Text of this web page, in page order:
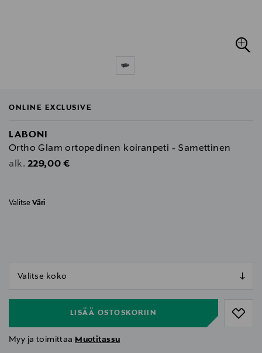
ONLINE EXCLUSIVE
LABONI
Ortho Glam ortopedinen koiranpeti - Samettinen
alk. Original Price
229,00 €
Valitse Väri
LISÄÄ OSTOSKORIIN
Myy ja toimittaa Muotitassu